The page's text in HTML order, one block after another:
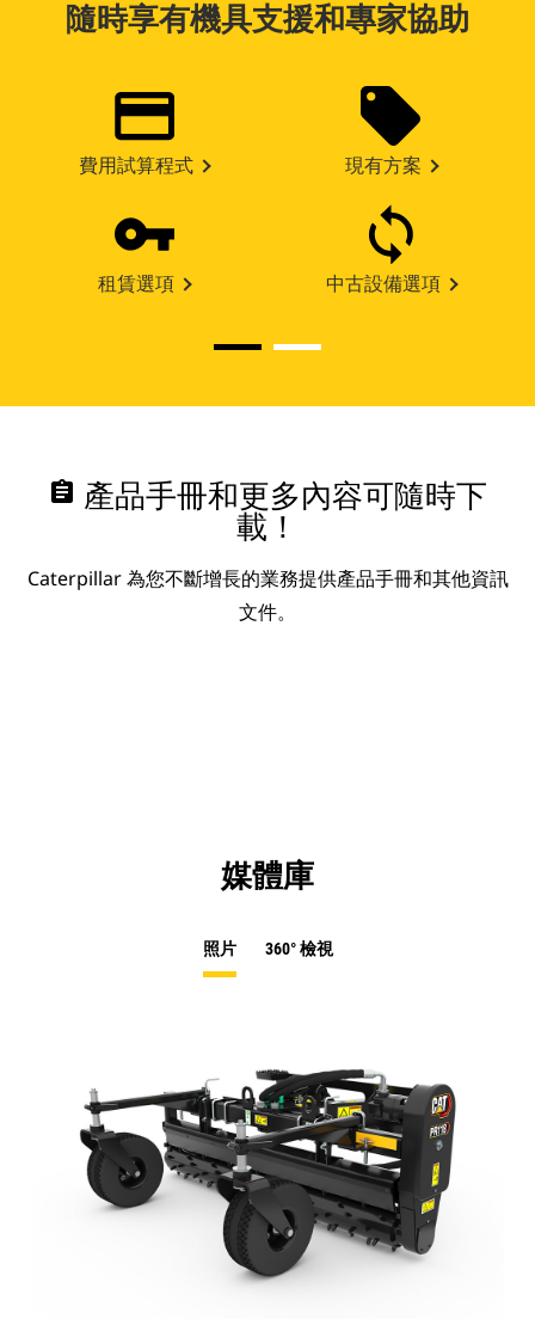
隨時享有機具支援和專家協助
費用試算程式 現有方案
租賃選項 中古設備選項
assignment 產品手冊和更多內容可隨時下
載！
Caterpillar 為您不斷增長的業務提供產品手冊和其他資訊
文件。
媒體庫
照片 360° 檢視